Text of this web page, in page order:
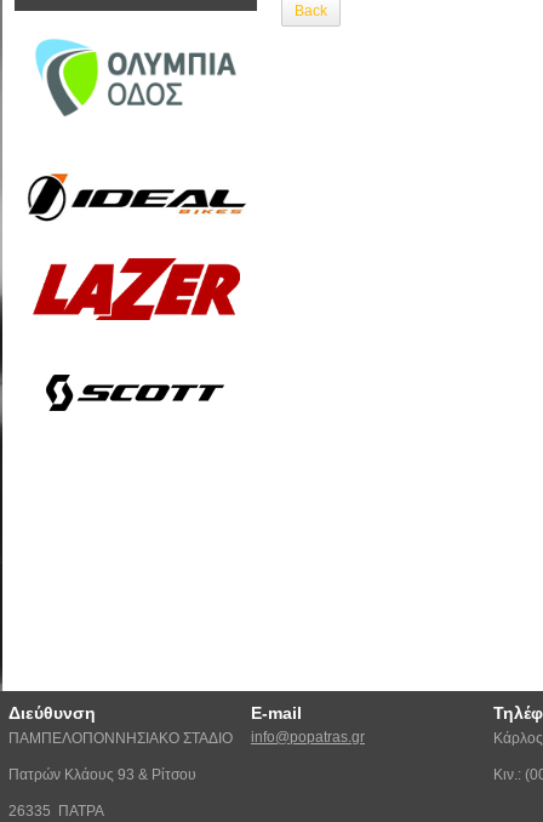
Back
Διεύθυνση E-mail
ΠΑΜΠΕΛΟΠΟΝΝΗΣΙΑΚΟ ΣΤΑΔΙΟ
Πατρών Κλάους 93 & Ρίτσου
26335 ΠΑΤΡΑ
info@popatras.gr
Κιν.: